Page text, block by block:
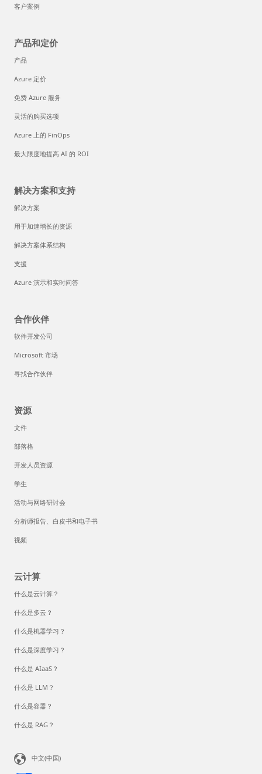
客户案例
产品和定价
产品
Azure 定价
免费 Azure 服务
灵活的购买选项
Azure 上的 FinOps
最大限度地提高 AI 的 ROI
解决方案和支持
解决方案
用于加速增长的资源
解决方案体系结构
支援
Azure 演示和实时问答
合作伙伴
软件开发公司
Microsoft 市场
寻找合作伙伴
资源
文件
部落格
开发人员资源
学生
活动与网络研讨会
分析师报告、白皮书和电子书
视频
云计算
什么是云计算？
什么是多云？
什么是机器学习？
什么是深度学习？
什么是 AIaaS？
什么是 LLM？
什么是容器？
什么是 RAG？
中文(中国)